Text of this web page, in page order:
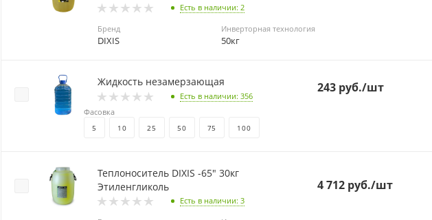
Есть в наличии: 2
Бренд
DIXIS
Инверторная технология
50кг
Жидкость незамерзающая
Есть в наличии: 356
243 руб./шт
Фасовка
5 10 25 50 75 100
Теплоноситель DIXIS -65" 30кг
Этиленгликоль
Есть в наличии: 3
4 712 руб./шт